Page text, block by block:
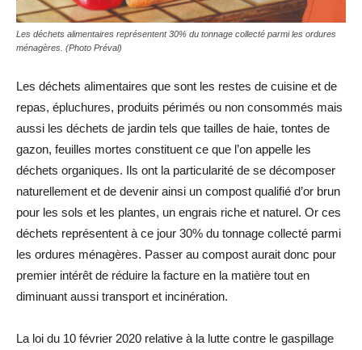
Les déchets alimentaires représentent 30% du tonnage collecté parmi les ordures
ménagères. (Photo Préval)
Les déchets alimentaires que sont les restes de cuisine et de
repas, épluchures, produits périmés ou non consommés mais
aussi les déchets de jardin tels que tailles de haie, tontes de
gazon, feuilles mortes constituent ce que l’on appelle les
déchets organiques. Ils ont la particularité de se décomposer
naturellement et de devenir ainsi un compost qualifié d’or brun
pour les sols et les plantes, un engrais riche et naturel. Or ces
déchets représentent à ce jour 30% du tonnage collecté parmi
les ordures ménagères. Passer au compost aurait donc pour
premier intérêt de réduire la facture en la matière tout en
diminuant aussi transport et incinération.
La loi du 10 février 2020 relative à la lutte contre le gaspillage